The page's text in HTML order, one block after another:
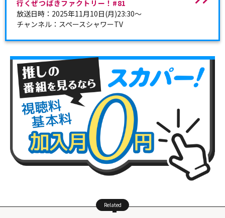
行くぜつばきファクトリー！#81
放送日時：2025年11月10日(月)23:30～
チャンネル：スペースシャワーTV
Related